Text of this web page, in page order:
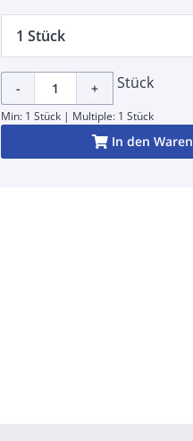
1 Stück
- + Stück
Min: 1 Stück | Multiple: 1 Stück
In den